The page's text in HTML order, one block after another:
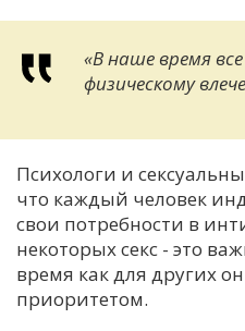
«В наше время
физическому
Психологи и
что каждый человек
свои потребности в
некоторых секс - это
время как для других
приоритетом.